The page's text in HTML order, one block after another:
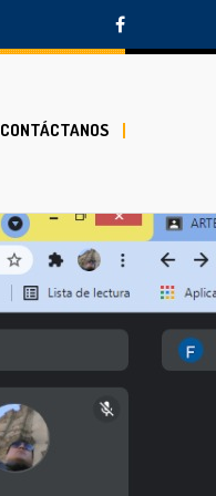
CONTÁCTANOS